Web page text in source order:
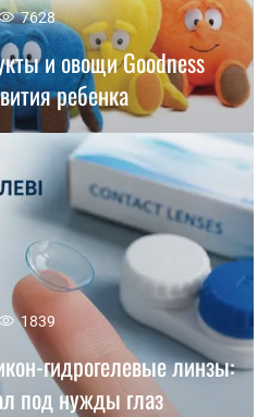
7628
и овощи Goodness
ребенка
1839
гидрогелевые линзы:
под нужды глаз